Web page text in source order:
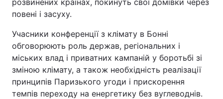
розвинених країнах, покинуть свої домівки через
повені і засуху.
Учасники конференції з клімату в Бонні
обговорюють роль держав, регіональних і
міських влад і приватних кампаній у боротьбі зі
зміною клімату, а також необхідність реалізації
принципів Паризького угоди і прискорення
темпів переходу на енергетику без вуглеводнів.